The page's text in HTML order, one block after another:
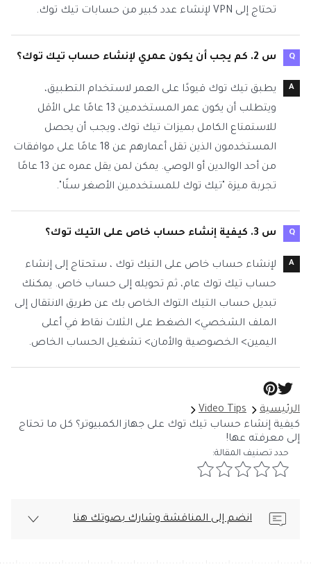
تحتاج إلى VPN لإنشاء عدد كبير من حسابات تيك توك.
س 2. كم يجب أن يكون عمري لإنشاء حساب تيك توك؟
يطبق تيك توك قيودًا على العمر لاستخدام التطبيق،
ويتطلب أن يكون عمر المستخدمين 13 عامًا على الأقل
للاستمتاع الكامل بميزات تيك توك، ويجب أن يحصل
المستخدمون الذين تقل أعمارهم عن 18 عامًا على موافقات
من أحد الوالدين أو الوصي. يمكن لمن يقل عمره عن 13 عامًا
تجربة ميزة "تيك توك للمستخدمين الأصغر سنًا".
س 3. كيفية إنشاء حساب خاص على التيك توك؟
لإنشاء حساب خاص على التيك توك ، ستحتاج إلى إنشاء
حساب تيك توك عام، ثم تحويله إلى حساب خاص. يمكنك
تبديل حساب التيك التوك الخاص بك عن طريق الانتقال إلى
الملف الشخصي> الضغط على الثلاث نقاط في أعلى
اليمين> الخصوصية والأمان> تشغيل الحساب الخاص.
الرئيسية
Video Tips
كيفية إنشاء حساب تيك توك على جهاز الكمبيوتر؟ كل ما تحتاج
إلى معرفته عها!
حدد تصنيف المقالة:
انضم إلى المناقشة وشارك بصوتك هنا